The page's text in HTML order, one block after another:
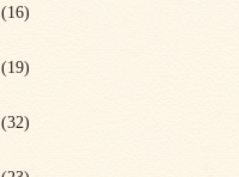
(16)
(19)
(32)